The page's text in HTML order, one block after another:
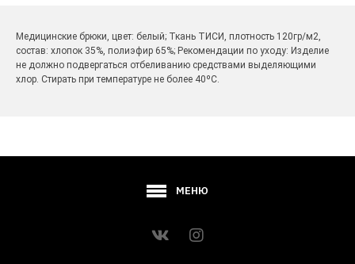
Медицинские брюки, цвет: белый; Ткань ТИСИ, плотность 120гр/м2,
состав: хлопок 35%, полиэфир 65%; Рекомендации по уходу: Изделие
не должно подвергаться отбеливанию средствами выделяющими
хлор. Стирать при температуре не более 40ºС.
МЕНЮ